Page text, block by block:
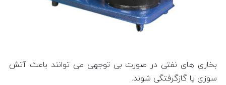
بخاری‌ های نفتی در صورت بی‌ توجهی می‌ توانند باعث آتش‌
سوزی یا گازگرفتگی شوند.